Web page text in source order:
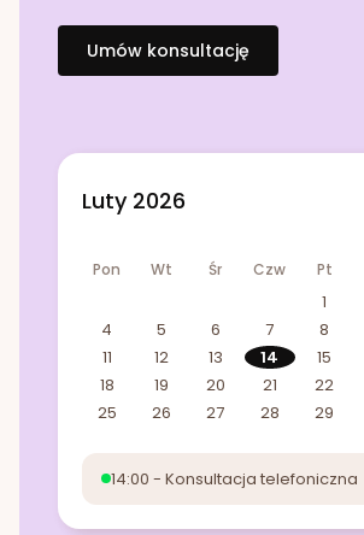
Umów konsultację
Luty 2026
Pon Wt Śr Czw Pt
1
4
5 6 7 8
11
12 13 14 15
18
19 20 21 22
25
26 27 28 29
14:00 - Konsultacja telefoniczna